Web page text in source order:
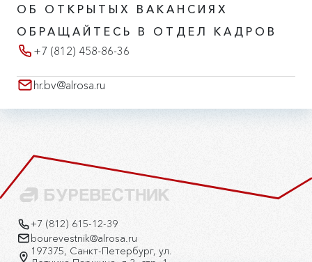
ОБ ОТКРЫТЫХ ВАКАНСИЯХ
OБРАЩАЙТЕСЬ В ОТДЕЛ КАДРОВ
+7 (812) 458-86-36
hr.bv@alrosa.ru
+7 (812) 615-12-39
bourevestnik@alrosa.ru
197375, Санкт-Петербург, ул.